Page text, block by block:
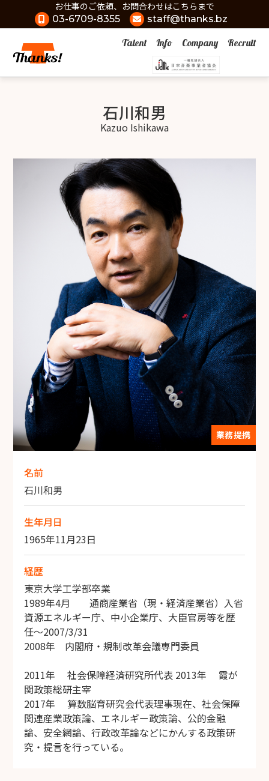
お仕事のご依頼、お問合わせはこちらまで
03-6709-8355 staff@thanks.bz
Talent Info Company Recruit
石川和男
Kazuo Ishikawa
業務提携
名前
石川和男
生年月日
1965年11月23日
経歴
東京大学工学部卒業
1989年4月 通商産業省（現・経済産業省）入省
資源エネルギー庁、中小企業庁、大臣官房等を歴
任～2007/3/31
2008年 内閣府・規制改革会議専門委員
2011年 社会保障経済研究所代表 2013年 霞が
関政策総研主宰
2017年 算数脳育研究会代表理事現在、社会保障
関連産業政策論、エネルギー政策論、公的金融
論、安全網論、行政改革論などにかんする政策研
究・提言を行っている。